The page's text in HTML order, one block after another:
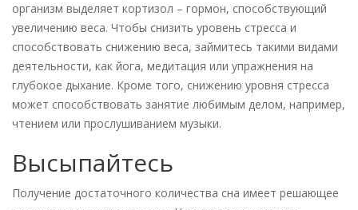
организм выделяет кортизол – гормон, способствующий
увеличению веса. Чтобы снизить уровень стресса и
способствовать снижению веса, займитесь такими видами
деятельности, как йога, медитация или упражнения на
глубокое дыхание. Кроме того, снижению уровня стресса
может способствовать занятие любимым делом, например,
чтением или прослушиванием музыки.
Высыпайтесь
Получение достаточного количества сна имеет решающее